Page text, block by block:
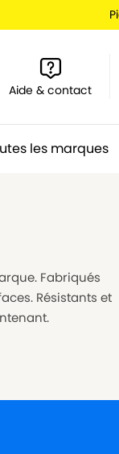
Aide & contact
les marques
Fabriqués
Résistants et